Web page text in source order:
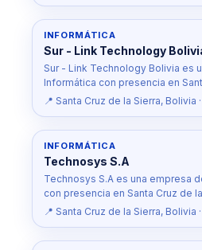
INFORMÁTICA
Sur - Link Technology
Sur - Link Technology Bolivia es
Informática con presencia en
📍 Santa Cruz de la Sierra, Bolivia
INFORMÁTICA
Technosys S.A
Technosys S.A es una empresa
con presencia en Santa Cruz de
📍 Santa Cruz de la Sierra, Bolivia